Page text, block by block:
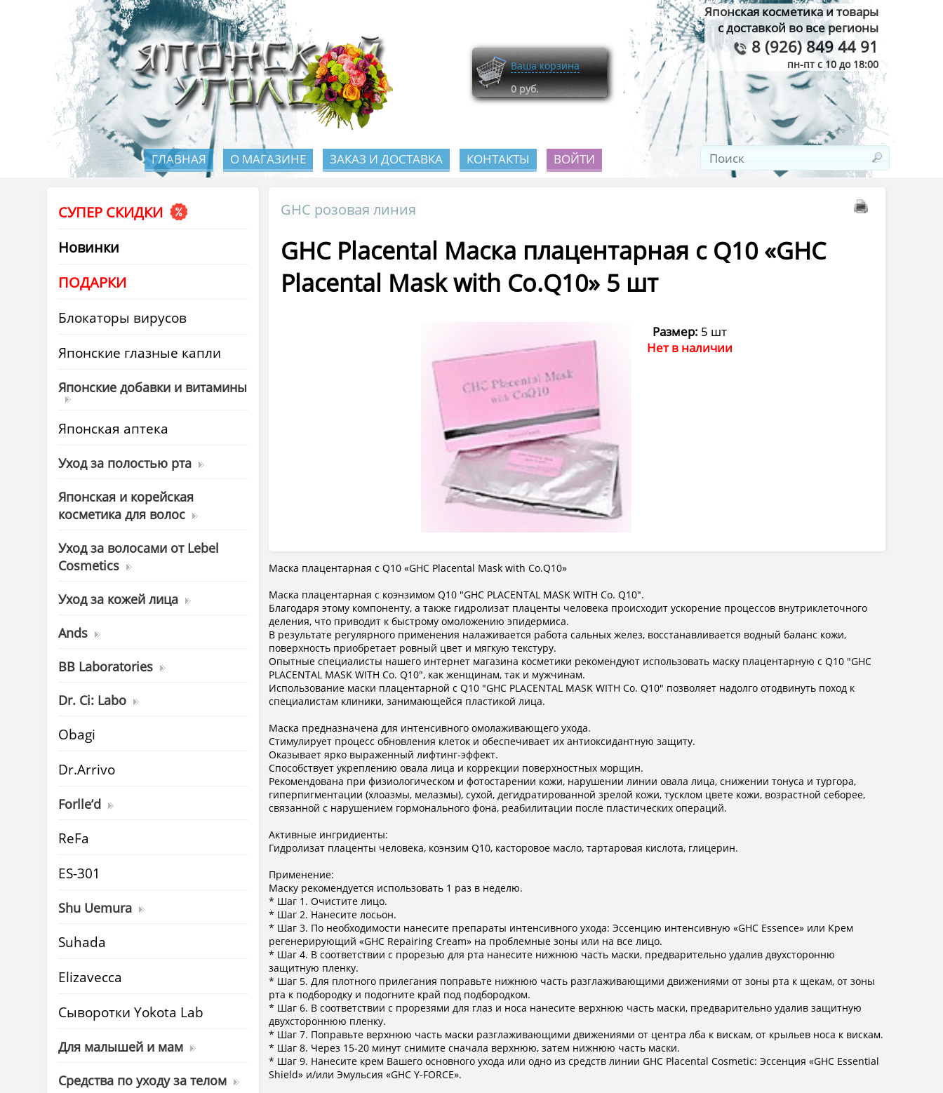
Японская косметика и товары
с доставкой во все регионы
8 (926) 849 44 91
пн-пт с 10 до 18:00
Ваша корзина
0 руб.
ГЛАВНАЯ О МАГАЗИНЕ ЗАКАЗ И ДОСТАВКА КОНТАКТЫ ВОЙТИ
СУПЕР СКИДКИ
Новинки
ПОДАРКИ
Блокаторы вирусов
Японские глазные капли
Японские добавки и витамины
Японская аптека
Уход за полостью рта
Японская и корейская
косметика для волос
Уход за волосами от Lebel
Cosmetics
Уход за кожей лица
Ands
BB Laboratories
Dr. Ci: Labo
Obagi
Dr.Arrivo
Forlle’d
ReFa
ES-301
Shu Uemura
Suhada
Elizavecca
Cыворотки Yokota Lab
Для малышей и мам
Средства по уходу за телом
GHC розовая линия
GHC Placental Маска плацентарная с Q10 «GHC
Placental Mask with Co.Q10» 5 шт
Размер: 5 шт
Нет в наличии
Маска плацентарная с Q10 «GHC Placental Mask with Co.Q10»
Mаска плацентарная с коэнзимом Q10 "GHC PLACENTAL МASK WITH Co. Q10".
Благодаря этому компоненту, а также гидролизат плаценты человека происходит ускорение процессов внутриклеточного
деления, что приводит к быстрому омоложению эпидермиса.
В результате регулярного применения налаживается работа сальных желез, восстанавливается водный баланс кожи,
поверхность приобретает ровный цвет и мягкую текстуру.
Опытные специалисты нашего интернет магазина косметики рекомендуют использовать маску плацентарную с Q10 "GHC
PLACENTAL МASK WITH Co. Q10", как женщинам, так и мужчинам.
Использование маски плацентарной с Q10 "GHC PLACENTAL МASK WITH Co. Q10" позволяет надолго отодвинуть поход к
специалистам клиники, занимающейся пластикой лица.
Маска предназначена для интенсивного омолаживающего ухода.
Стимулирует процесс обновления клеток и обеспечивает их антиоксидантную защиту.
Оказывает ярко выраженный лифтинг-эффект.
Способствует укреплению овала лица и коррекции поверхностных морщин.
Рекомендована при физиологическом и фотостарении кожи, нарушении линии овала лица, снижении тонуса и тургора,
гиперпигментации (хлоазмы, мелазмы), сухой, дегидратированной зрелой кожи, тусклом цвете кожи, возрастной себорее,
связанной с нарушением гормонального фона, реабилитации после пластических операций.
Активные ингридиенты:
Гидролизат плаценты человека, коэнзим Q10, касторовое масло, тартаровая кислота, глицерин.
Применение:
Маску рекомендуется использовать 1 раз в неделю.
* Шаг 1. Очистите лицо.
* Шаг 2. Нанесите лосьон.
* Шаг 3. По необходимости нанесите препараты интенсивного ухода: Эссенцию интенсивную «GHC Essence» или Крем
регенерирующий «GHC Repairing Cream» на проблемные зоны или на все лицо.
* Шаг 4. В соответствии с прорезью для рта нанесите нижнюю часть маски, предварительно удалив двухсторонню
защитную пленку.
* Шаг 5. Для плотного прилегания поправьте нижнюю часть разглаживающими движениями от зоны рта к щекам, от зоны
рта к подбородку и подогните край под подбородком.
* Шаг 6. В соответствии с прорезями для глаз и носа нанесите верхнюю часть маски, предварительно удалив защитную
двухстороннюю пленку.
* Шаг 7. Поправьте верхнюю часть маски разглаживающими движениями от центра лба к вискам, от крыльев носа к вискам.
* Шаг 8. Через 15-20 минут снимите сначала верхнюю, затем нижнюю часть маски.
* Шаг 9. Нанесите крем Вашего основного ухода или одно из средств линии GHC Placental Cosmetic: Эcсенция «GHC Essential
Shield» и/или Эмульсия «GHC Y-FORCE».